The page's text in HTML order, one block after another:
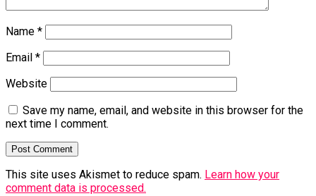
Name *
Email *
Website
Save my name, email, and website in this browser for the
next time I comment.
This site uses Akismet to reduce spam. Learn how your
comment data is processed.